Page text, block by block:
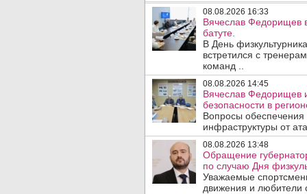
08.08.2026 16:33
Вячеслав Федорищев
батуте.
В День
встретился с
команд ..
08.08.2026 14:45
Вячеслав Федорищев
безопасности в
Вопросы обеспечения
инфраструктуры от
08.08.2026 13:48
Обращение
по случаю Дня
Уважаемые
движения и любители